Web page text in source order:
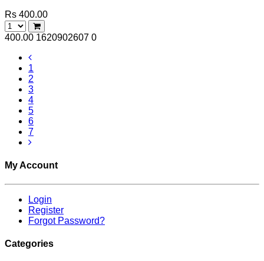
Rs 400.00
400.00 1620902607 0
1
2
3
4
5
6
7
My Account
Login
Register
Forgot Password?
Categories